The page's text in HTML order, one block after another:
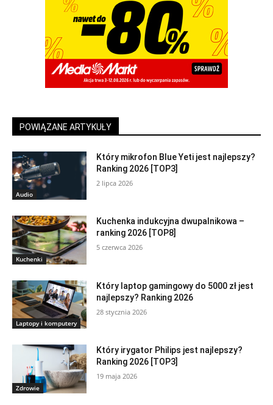
POWIĄZANE ARTYKUŁY
Audio
Który mikrofon Blue Yeti jest najlepszy?
Ranking 2026 [TOP3]
2 lipca 2026
Kuchenki
Kuchenka indukcyjna dwupalnikowa –
ranking 2026 [TOP8]
5 czerwca 2026
Laptopy i komputery
Który laptop gamingowy do 5000 zł jest
najlepszy? Ranking 2026
28 stycznia 2026
Zdrowie
Który irygator Philips jest najlepszy?
Ranking 2026 [TOP3]
19 maja 2026